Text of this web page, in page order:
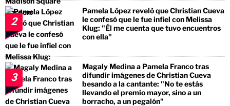
2
Pamela López reveló que Christian Cueva
le confesó que le fue infiel con Melissa
Klug: "Él me cuenta que tuvo encuentros
con ella"
3
Magaly Medina a Pamela Franco tras
difundir imágenes de Christian Cueva
besando a la cantante: "No te estás
llevando el premio mayor, sino a un
borracho, a un pegalón"